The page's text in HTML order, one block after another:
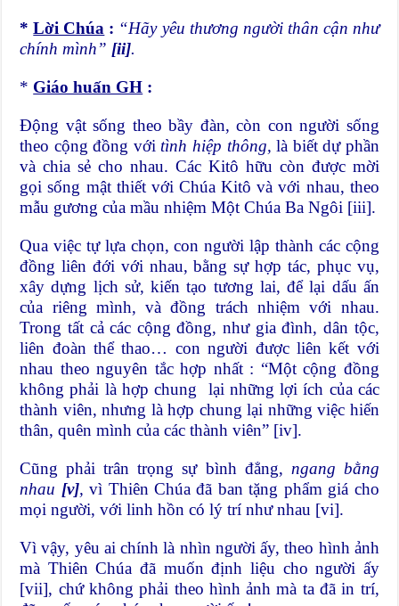
*Lời Chúa : “Hãy yêu thương người thân cận như
chính mình” [ii].
* Giáo huấn GH :
Động vật sống theo bầy đàn, còn con người sống
theo cộng đồng với tình hiệp thông,là biết dự phần
và chia sẻ cho nhau. Các Kitô hữu còn được mời
gọi sống mật thiết với Chúa Kitô và với nhau, theo
mẫu gương của mầu nhiệm Một Chúa Ba Ngôi [iii].
Qua việc tự lựa chọn, con người lập thành các cộng
đồng liên đới với nhau, bằng sự hợp tác, phục vụ,
xây dựng lịch sử, kiến tạo tương lai, để lại dấu ấn
của riêng mình, và đồng trách nhiệm với nhau.
Trong tất cả các cộng đồng, như gia đình, dân tộc,
liên đoàn thể thao… con người được liên kết với
nhau theo nguyên tắc hợp nhất : “Một cộng đồng
không phải là hợp chung lại những lợi ích của các
thành viên, nhưng là hợp chung lại những việc hiến
thân, quên mình của các thành viên” [iv].
Cũng phải trân trọng sự bình đẳng, ngang bằng
nhau [v],vì Thiên Chúa đã ban tặng phẩm giá cho
mọi người, với linh hồn có lý trí như nhau [vi].
Vì vậy, yêu ai chính là nhìn người ấy, theo hình ảnh
mà Thiên Chúa đã muốn định liệu cho người ấy
[vii], chứ không phải theo hình ảnh mà ta đã in trí,